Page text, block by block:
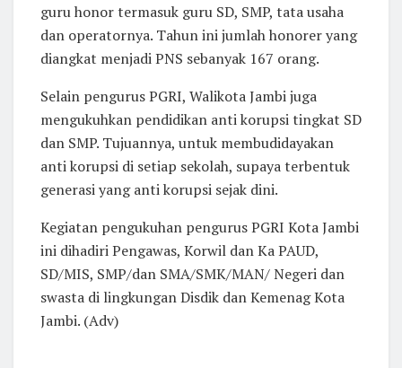
guru honor termasuk guru SD, SMP, tata usaha
dan operatornya. Tahun ini jumlah honorer yang
diangkat menjadi PNS sebanyak 167 orang.
Selain pengurus PGRI, Walikota Jambi juga
mengukuhkan pendidikan anti korupsi tingkat SD
dan SMP. Tujuannya, untuk membudidayakan
anti korupsi di setiap sekolah, supaya terbentuk
generasi yang anti korupsi sejak dini.
Kegiatan pengukuhan pengurus PGRI Kota Jambi
ini dihadiri Pengawas, Korwil dan Ka PAUD,
SD/MIS, SMP/dan SMA/SMK/MAN/ Negeri dan
swasta di lingkungan Disdik dan Kemenag Kota
Jambi. (Adv)